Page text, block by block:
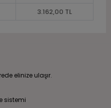
3.162,00 TL
elinize ulaşır.
sistemi